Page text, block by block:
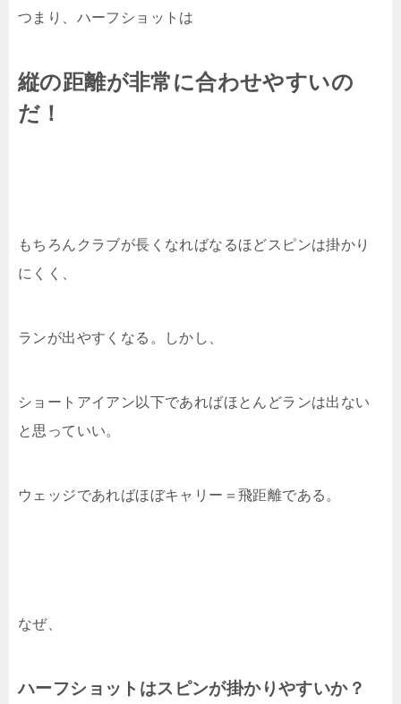
つまり、ハーフショットは
縦の距離が非常に合わせやすいの
だ！
もちろんクラブが長くなればなるほどスピンは掛かり
にくく、
ランが出やすくなる。しかし、
ショートアイアン以下であればほとんどランは出ない
と思っていい。
ウェッジであればほぼキャリー＝飛距離である。
なぜ、
ハーフショットはスピンが掛かりやすいか？